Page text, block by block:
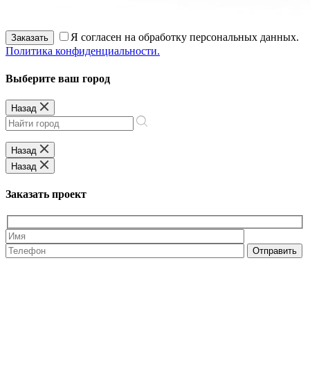
Заказать
Я согласен на обработку персональных данных.
Политика конфиденциальности.
Выберите ваш город
Назад
Назад
Назад
Заказать проект